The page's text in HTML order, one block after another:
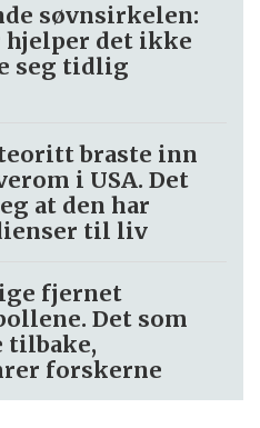
søvnsirkelen:
hjelper det ikke
seg tidlig
braste inn
i USA. Det
at den har
til liv
fjernet
Det som
tilbake,
forskerne